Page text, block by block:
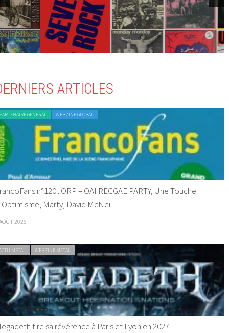
ARTICLES
GENERAL WEBZINE GLOBAL
n°120 : ORP – OAI REGGAE PARTY, Une Touche
Marty, David McNeil…
2026
METAL WEBZINE METAL
tire sa révérence à Paris et Lyon en 2027